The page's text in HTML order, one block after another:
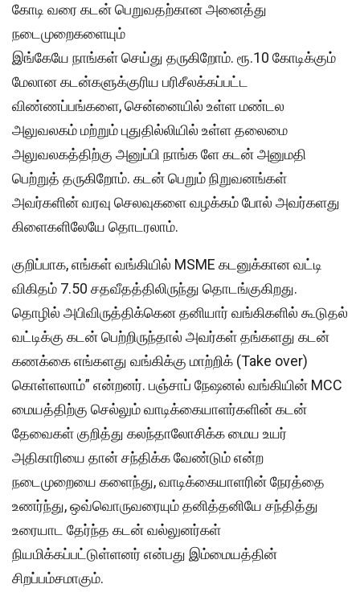
கோடி வரை கடன் பெறுவதற்கான அனைத்து
நடைமுறைகளையும்
இங்கேயே நாங்கள் செய்து தருகிறோம். ரூ.10 கோடிக்கும்
மேலான கடன்களுக்குரிய பரிசீலக்கப்பட்ட
விண்ணப்பங்களை, சென்னையில் உள்ள மண்டல
அலுவலகம் மற்றும் புதுதில்லியில் உள்ள தலைமை
அலுவலகத்திற்கு அனுப்பி நாங்க ளே கடன் அனுமதி
பெற்றுத் தருகிறோம். கடன் பெறும் நிறுவனங்கள்
அவர்களின் வரவு செலவுகளை வழக்கம் போல் அவர்களது
கிளைகளிலேயே தொடரலாம்.
குறிப்பாக, எங்கள் வங்கியில் MSME கடனுக்கான வட்டி
விகிதம் 7.50 சதவீதத்திலிருந்து தொடங்குகிறது.
தொழில் அபிவிருத்திக்கென தனியார் வங்கிகளில் கூடுதல்
வட்டிக்கு கடன் பெற்றிருந்தால் அவர்கள் தங்களது கடன்
கணக்கை எங்களது வங்கிக்கு மாற்றிக் (Take over)
கொள்ளலாம்” என்றனர். பஞ்சாப் நேஷனல் வங்கியின் MCC
மையத்திற்கு செல்லும் வாடிக்கையாளர்களின் கடன்
தேவைகள் குறித்து கலந்தாலோசிக்க மைய உயர்
அதிகாரியை தான் சந்திக்க வேண்டும் என்ற
நடைமுறையை களைந்து, வாடிக்கையாளரின் நேரத்தை
உணர்ந்து, ஒவ்வொருவரையும் தனித்தனியே சந்தித்து
உரையாட தேர்ந்த கடன் வல்லுனர்கள்
நியமிக்கப்பட்டுள்ளனர் என்பது இம்மையத்தின்
சிறப்பம்சமாகும்.